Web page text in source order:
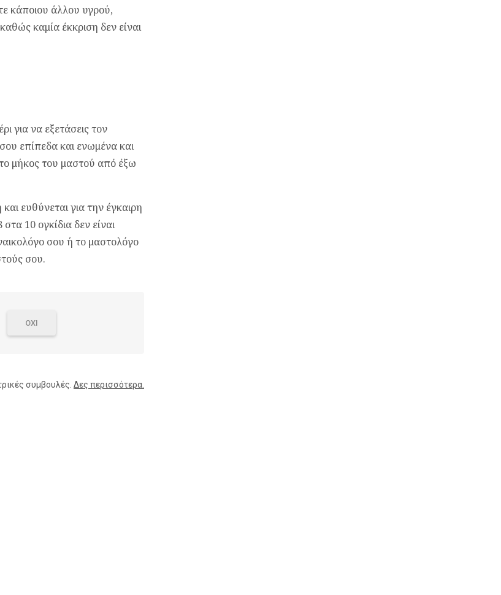
κάποιου άλλου υγρού,
καμία έκκριση δεν είναι
για να εξετάσεις τον
επίπεδα και ενωμένα και
το μήκος του μαστού από έξω
ευθύνεται για την έγκαιρη
10 ογκίδια δεν είναι
σου ή το μαστολόγο
σου.
ΟΧΙ
συμβουλές. Δες περισσότερα.